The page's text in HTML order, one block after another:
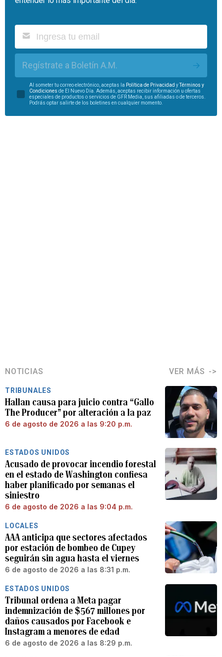
Regístrate a Boletín A.M.
Al someter tu correo electrónico, aceptas la Política de Privacidad yTérminos y
Condiciones de El Nuevo Día. Además, aceptas recibir información u ofertas
especiales de productos o servicios de GFR Media, sus afiliadas o de terceros.
Podrás optar salirte de los boletines en cualquier momento.
NOTICIAS VER MÁS
TRIBUNALES
Hallan causa para juicio contra “Gallo
The Producer” por alteración a la paz
6 de agosto de 2026 a las 9:20 p.m.
ESTADOS UNIDOS
Acusado de provocar incendio forestal
en el estado de Washington confiesa
haber planificado por semanas el
siniestro
6 de agosto de 2026 a las 9:04 p.m.
LOCALES
AAA anticipa que sectores afectados
por estación de bombeo de Cupey
seguirán sin agua hasta el viernes
6 de agosto de 2026 a las 8:31 p.m.
ESTADOS UNIDOS
Tribunal ordena a Meta pagar
indemnización de $567 millones por
daños causados por Facebook e
Instagram a menores de edad
6 de agosto de 2026 a las 8:29 p.m.